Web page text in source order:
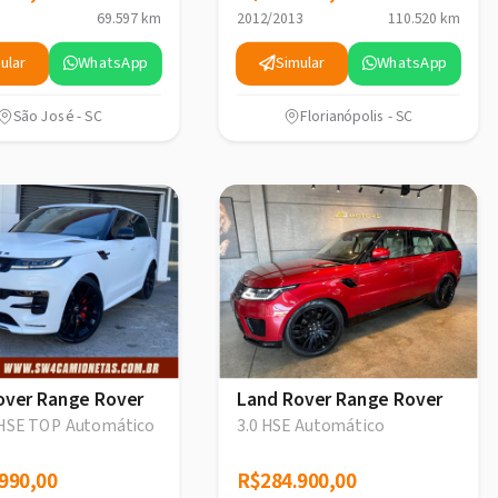
69.597 km
WhatsApp
São José - SC
2012/2013 110.520 km
Simular WhatsApp
Florianópolis - SC
Range Rover
TOP Automático
Land Rover Range Rover
3.0 HSE Automático
R$284.900,00
R$284.900,00